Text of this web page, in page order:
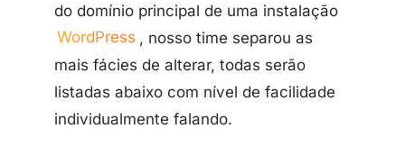
do domínio principal de uma instalação
WordPress , nosso time separou as
mais fácies de alterar, todas serão
listadas abaixo com nível de facilidade
individualmente falando.